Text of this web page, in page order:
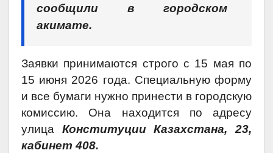
сообщили в городском
акимате.
Заявки принимаются строго с 15 мая по
15 июня 2026 года. Специальную форму
и все бумаги нужно принести в городскую
комиссию. Она находится по адресу
улица Конституции Казахстана, 23,
кабинет 408.